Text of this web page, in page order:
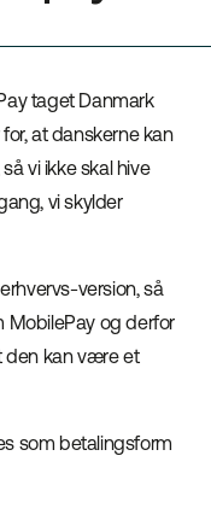
taget Danmark
at danskerne kan
vi ikke skal hive
vi skylder
version, så
MobilePay og derfor
den kan være et
som betalingsform